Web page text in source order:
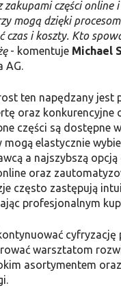
zakupami części online
mogą dzięki
czas i koszty. Kto
- komentuje Michael
AG.
ten napędzany jest
oraz konkurencyjne
części są dostępne
elastycznie
a najszybszą
oraz
często zastępują
profesjonalnym
cyfryzację
warsztatom
asortymentem